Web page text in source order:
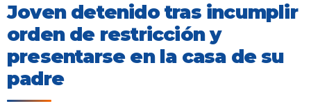
Joven detenido tras incumplir
orden de restricción y
presentarse en la casa de su
padre